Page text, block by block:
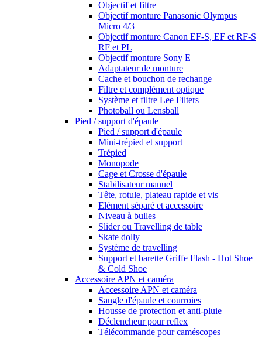
Objectif et filtre
Objectif monture Panasonic Olympus
Micro 4/3
Objectif monture Canon EF-S, EF et RF-S
RF et PL
Objectif monture Sony E
Adaptateur de monture
Cache et bouchon de rechange
Filtre et complément optique
Système et filtre Lee Filters
Photoball ou Lensball
Pied / support d'épaule
Pied / support d'épaule
Mini-trépied et support
Trépied
Monopode
Cage et Crosse d'épaule
Stabilisateur manuel
Tête, rotule, plateau rapide et vis
Elément séparé et accessoire
Niveau à bulles
Slider ou Travelling de table
Skate dolly
Système de travelling
Support et barette Griffe Flash - Hot Shoe
& Cold Shoe
Accessoire APN et caméra
Accessoire APN et caméra
Sangle d'épaule et courroies
Housse de protection et anti-pluie
Déclencheur pour reflex
Télécommande pour caméscopes